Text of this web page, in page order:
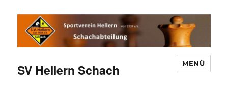
SV Hellern Schach MENÜ